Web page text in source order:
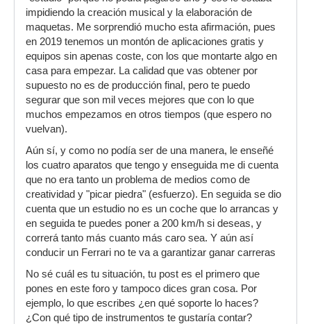
impidiendo la creación musical y la elaboración de
maquetas. Me sorprendió mucho esta afirmación, pues
en 2019 tenemos un montón de aplicaciones gratis y
equipos sin apenas coste, con los que montarte algo en
casa para empezar. La calidad que vas obtener por
supuesto no es de producción final, pero te puedo
segurar que son mil veces mejores que con lo que
muchos empezamos en otros tiempos (que espero no
vuelvan).
Aún sí, y como no podía ser de una manera, le enseñé
los cuatro aparatos que tengo y enseguida me di cuenta
que no era tanto un problema de medios como de
creatividad y "picar piedra" (esfuerzo). En seguida se dio
cuenta que un estudio no es un coche que lo arrancas y
en seguida te puedes poner a 200 km/h si deseas, y
correrá tanto más cuanto más caro sea. Y aún así
conducir un Ferrari no te va a garantizar ganar carreras
No sé cuál es tu situación, tu post es el primero que
pones en este foro y tampoco dices gran cosa. Por
ejemplo, lo que escribes ¿en qué soporte lo haces?
¿Con qué tipo de instrumentos te gustaría contar?